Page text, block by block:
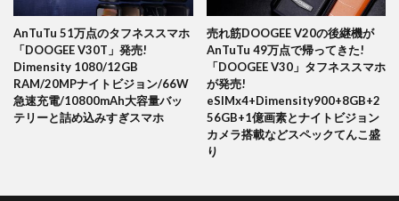
AnTuTu 51万点のタフネススマホ
「DOOGEE V30T」発売!
Dimensity 1080/12GB
RAM/20MPナイトビジョン/66W
急速充電/10800mAh大容量バッ
テリーと詰め込みすぎスマホ
売れ筋DOOGEE V20の後継機が
AnTuTu 49万点で帰ってきた!
「DOOGEE V30」タフネススマホ
が発売!
eSIMx4+Dimensity900+8GB+2
56GB+1億画素とナイトビジョン
カメラ搭載などスペックてんこ盛
り